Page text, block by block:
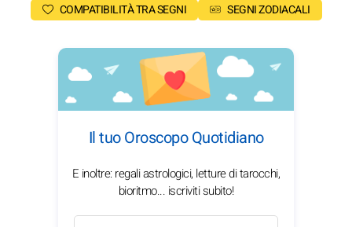
COMPATIBILITÀ TRA SEGNI
SEGNI ZODIACALI
Il tuo Oroscopo Quotidiano
E inoltre: regali astrologici, letture di tarocchi,
bioritmo... iscriviti subito!